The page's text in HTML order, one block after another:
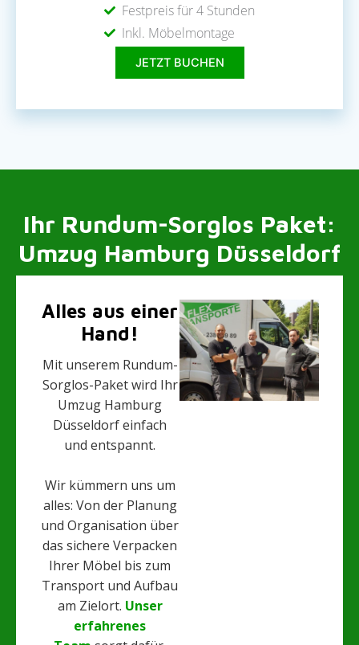
Festpreis für 4 Stunden
Inkl. Möbelmontage
JETZT BUCHEN
Ihr Rundum-Sorglos Paket:
Umzug Hamburg Düsseldorf
Alles aus einer
Hand!
Mit unserem Rundum-
Sorglos-Paket wird Ihr
Umzug Hamburg
Düsseldorf einfach
und entspannt.
Wir kümmern uns um
alles: Von der Planung
und Organisation über
das sichere Verpacken
Ihrer Möbel bis zum
Transport und Aufbau
am Zielort. Unser
erfahrenes